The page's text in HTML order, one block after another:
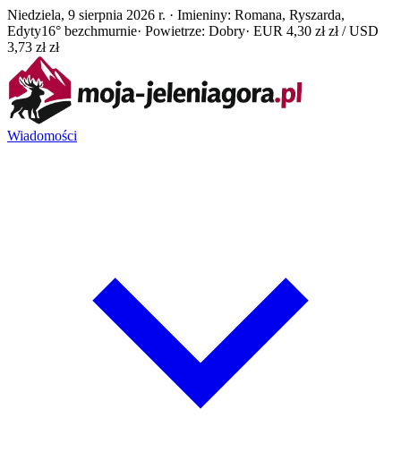
Niedziela, 9 sierpnia 2026 r. · Imieniny: Romana, Ryszarda,
Edyty16° bezchmurnie· Powietrze: Dobry· EUR 4,30 zł zł / USD
3,73 zł zł
Wiadomości